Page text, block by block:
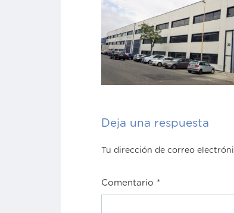
Deja una respuesta
Tu dirección de correo
Comentario *